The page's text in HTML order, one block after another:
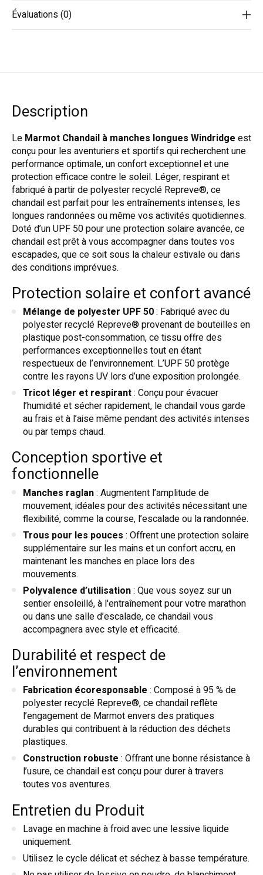
Évaluations (0)
Description
Le Marmot Chandail à manches longues Windridge est
conçu pour les aventuriers et sportifs qui recherchent une
performance optimale, un confort exceptionnel et une
protection efficace contre le soleil. Léger, respirant et
fabriqué à partir de polyester recyclé Repreve®, ce
chandail est parfait pour les entraînements intenses, les
longues randonnées ou même vos activités quotidiennes.
Doté d’un UPF 50 pour une protection solaire avancée, ce
chandail est prêt à vous accompagner dans toutes vos
escapades, que ce soit sous la chaleur estivale ou dans
des conditions imprévues.
Protection solaire et confort avancé
Mélange de polyester UPF 50: Fabriqué avec du
polyester recyclé Repreve® provenant de bouteilles en
plastique post-consommation, ce tissu offre des
performances exceptionnelles tout en étant
respectueux de l’environnement. L’UPF 50 protège
contre les rayons UV lors d’une exposition prolongée.
Tricot léger et respirant: Conçu pour évacuer
l’humidité et sécher rapidement, le chandail vous garde
au frais et à l’aise même pendant des activités intenses
ou par temps chaud.
Conception sportive et
fonctionnelle
Manches raglan: Augmentent l’amplitude de
mouvement, idéales pour des activités nécessitant une
flexibilité, comme la course, l’escalade ou la randonnée.
Trous pour les pouces : Offrent une protection solaire
supplémentaire sur les mains et un confort accru, en
maintenant les manches en place lors des
mouvements.
Polyvalence d’utilisation: Que vous soyez sur un
sentier ensoleillé, à l'entraînement pour votre marathon
ou dans une salle d’escalade, ce chandail vous
accompagnera avec style et efficacité.
Durabilité et respect de
l’environnement
Fabrication écoresponsable : Composé à 95 % de
polyester recyclé Repreve®, ce chandail reflète
l’engagement de Marmot envers des pratiques
durables qui contribuent à la réduction des déchets
plastiques.
Construction robuste : Offrant une bonne résistance à
l’usure, ce chandail est conçu pour durer à travers
toutes vos aventures.
Entretien du Produit
Lavage en machine à froid avec une lessive liquide
uniquement.
Utilisez le cycle délicat et séchez à basse température.